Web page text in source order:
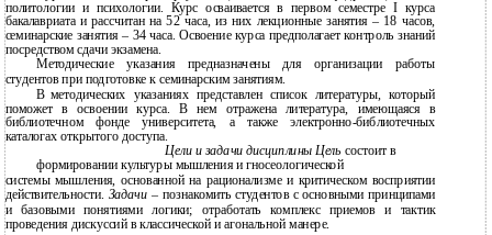
политологии и психологии. Курс осваивается в первом семестре I курса
бакалавриата и рассчитан на 52 часа, из них лекционные занятия – 18 часов,
семинарские занятия – 34 часа. Освоение курса предполагает контроль знаний
посредством сдачи экзамена.
Методические указания предназначены для организации работы
студентов при подготовке к семинарским занятиям.
В методических указаниях представлен список литературы, который
поможет в освоении курса. В нем отражена литература, имеющаяся в
библиотечном фонде университета, а такжеэлектронно-библиотечных
каталогах открытого доступа.
Цели и задачи дисциплины Цель состоит в
формировании культуры мышления и гносеологической
системы мышления, основанной на рационализме и критическом восприятии
действительности. Задачи – познакомить студентов с основными принципами
и базовыми понятиями логики; отработать комплекс приемов и тактик
проведения дискуссий в классической и агональной манере.